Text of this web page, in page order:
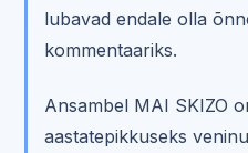
lubavad endale olla
kommentaariks.
Ansambel MAI SKIZO
aastatepikkuseks